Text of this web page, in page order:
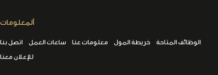
ألمعلومات
اتصل بنا ساعات العمل معلومات عنا خريطة المول
الوظائف المتاحة
للإعلان معنا